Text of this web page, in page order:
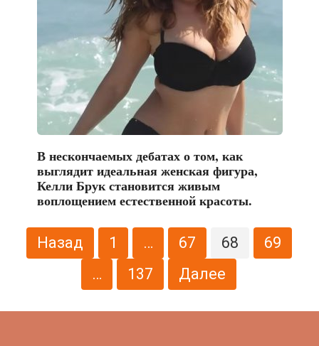
В нескончаемых дебатах о том, как
выглядит идеальная женская фигура,
Келли Брук становится живым
воплощением естественной красоты.
Пагинация
записей
Назад 1 … 67 68
69
…
137 Далее